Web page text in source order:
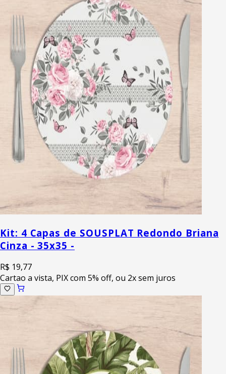
Kit: 4 Capas de SOUSPLAT Redondo Briana
Cinza - 35x35 -
R$ 19,77
Cartao a vista, PIX com 5% off, ou 2x sem juros